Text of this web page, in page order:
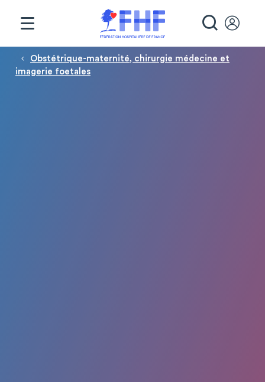
Fil d'Ariane
Obstétrique-maternité, chirurgie médecine et
imagerie foetales
Panneau de gestion des cookies